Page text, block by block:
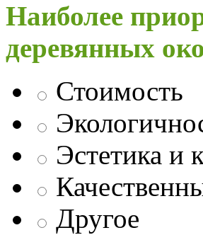
Наиболее
деревянных
Стоимость
Эстетика и
Другое